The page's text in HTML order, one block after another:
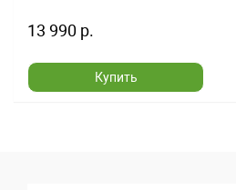
13 990 р.
Купить